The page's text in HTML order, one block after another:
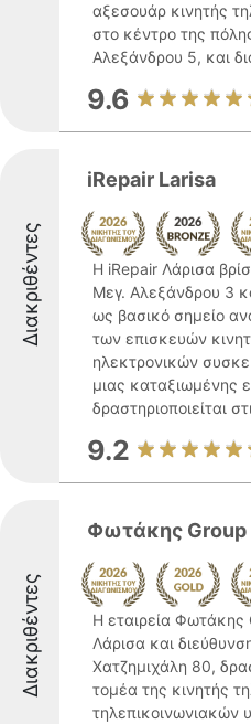
αξεσουάρ κινητής
στο κέντρο της
Αλεξάνδρου 5, και
9.6
Διακριθέντες
iRepair Larisa
Η iRepair Λάρισα
Μεγ. Αλεξάνδρου 3
ως βασικό σημείο
των επισκευών
ηλεκτρονικών
μιας καταξιωμένης
δραστηριοποιείται
9.2
Διακριθέντες
Φωτάκης Group
Η εταιρεία Φωτάκης
Λάρισα και
Χατζημιχάλη 80,
τομέα της κινητής
τηλεπικοινωνιακών